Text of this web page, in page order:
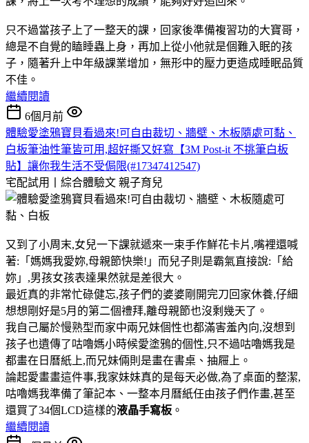
只不過當孩子上了一整天的課，回家後準備複習功的大寶哥，
總是不自覺的瞌睡蟲上身，再加上從小他就是個難入眠的孩
子，隨著升上中年級課業增加，無形中的壓力更造成睡眠品質
不佳。
繼續閱讀
6個月前
體驗愛塗鴉寶貝看過來!可自由裁切、牆壁、木板隨處可黏、
白板筆油性筆皆可用,超好撕又好寫【3M Post-it 不挑筆白板
貼】讓你我生活不受侷限(#17347412547)
宅配試用丨綜合體驗文 親子育兒
又到了小周末,女兒一下課就遞來一束手作鮮花卡片,嘴裡還喊
著:「媽媽我愛妳,母親節快樂!」而兒子則是霸氣直接說:「給
妳」,男孩女孩表達果然就是差很大。
最近真的非常忙碌健忘,孩子們的婆婆剛開完刀回家休養,仔細
想想剛好是5月的第二個禮拜,離母親節也沒剩幾天了。
我自己屬於慢熟型而家中兩兄妹個性也都滿害羞內向,沒想到
孩子也遺傳了咕嚕媽小時候愛塗鴉的個性,只不過咕嚕媽我是
都畫在日曆紙上,而兄妹倆則是畫在書桌、抽屜上。
論起愛畫畫這件事,我家妹妹真的是每天必做,為了桌面的整潔,
咕嚕媽我準備了筆記本、一整本月曆紙任由孩子們作畫,甚至
還買了34個LCD這樣的液晶手寫板 。
繼續閱讀